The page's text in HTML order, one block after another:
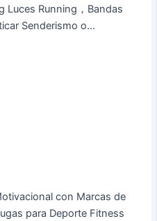
Luces Running，Bandas
Senderismo o...
con Marcas de
para Deporte Fitness